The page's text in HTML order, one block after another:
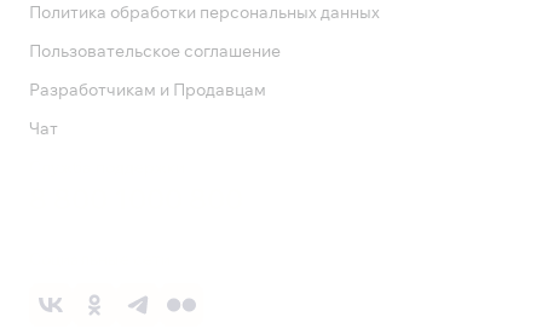
Политика обработки персональных данных
Пользовательское соглашение
Разработчикам и Продавцам
Чат